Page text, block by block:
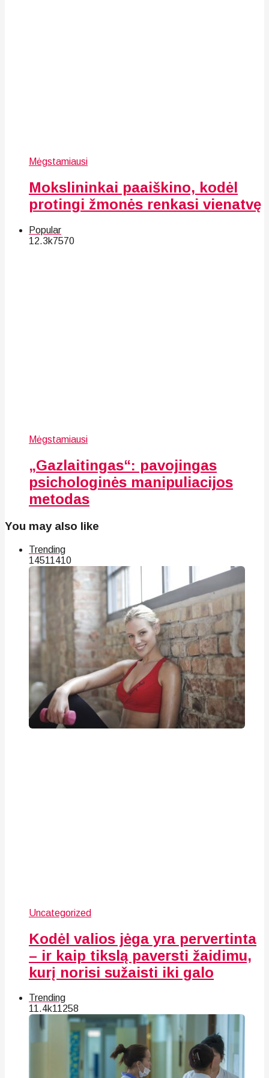
Mėgstamiausi
Mokslininkai paaiškino, kodėl
protingi žmonės renkasi vienatvę
Popular
12.3k7570
Mėgstamiausi
„Gazlaitingas“: pavojingas
psichologinės manipuliacijos
metodas
You may also like
Trending
14511410
Uncategorized
Kodėl valios jėga yra pervertinta
– ir kaip tikslą paversti žaidimu,
kurį norisi sužaisti iki galo
Trending
11.4k11258